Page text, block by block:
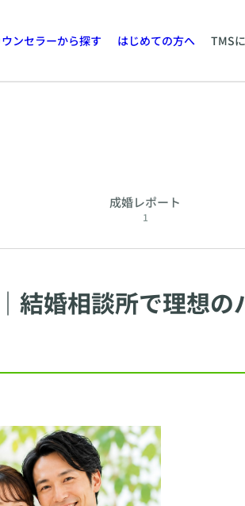
ンセラーから探す はじめての方へ TMS
成婚レポート
1
結婚相談所で理想の